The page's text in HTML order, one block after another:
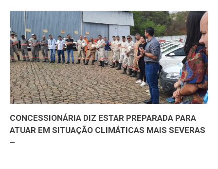
CONCESSIONÁRIA DIZ ESTAR PREPARADA PARA
ATUAR EM SITUAÇÃO CLIMÁTICAS MAIS SEVERAS
–